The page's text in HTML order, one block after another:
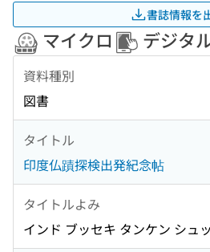
書誌情報を
マイクロ デジタ
資料種別
図書
タイトル
印度仏蹟探検出発紀念帖
タイトルよみ
インド ブッセキ タンケン シュ